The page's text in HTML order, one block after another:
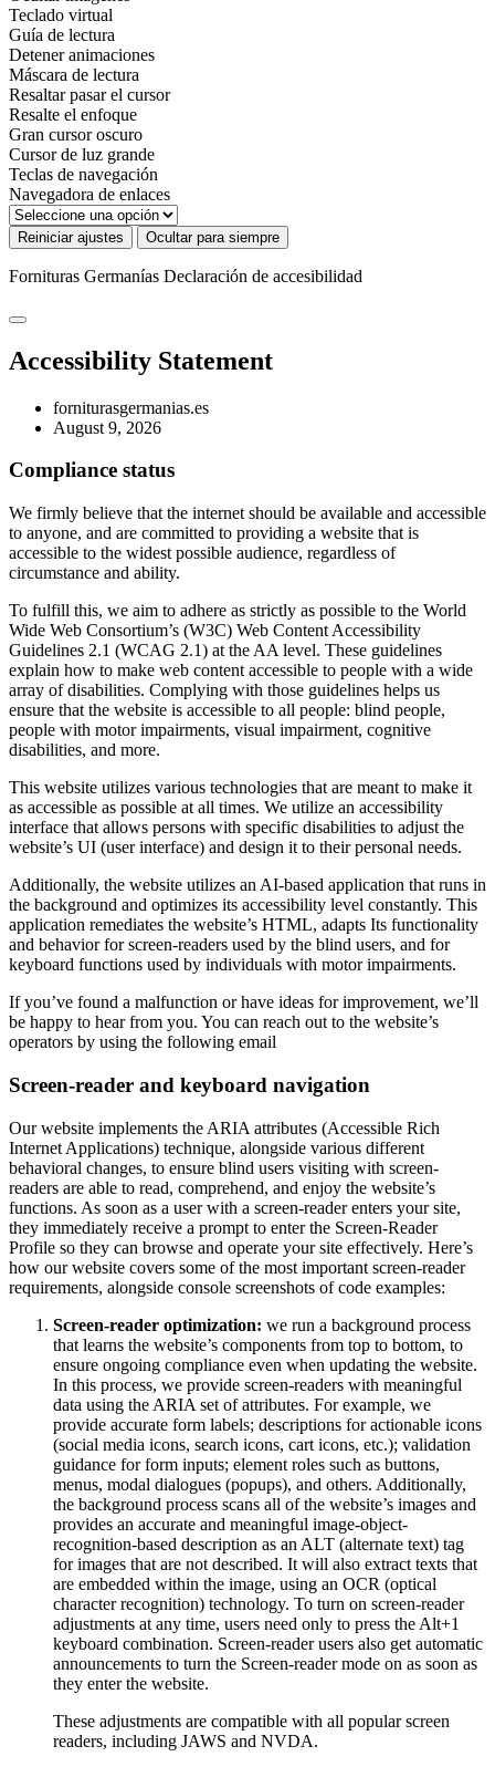
Teclado virtual
Guía de lectura
Detener animaciones
Máscara de lectura
Resaltar pasar el cursor
Resalte el enfoque
Gran cursor oscuro
Cursor de luz grande
Teclas de navegación
Navegadora de enlaces
Reiniciar ajustes Ocultar para siempre
Fornituras Germanías Declaración de accesibilidad
Accessibility Statement
forniturasgermanias.es
August 9, 2026
Compliance status
We firmly believe that the internet should be available and accessible
to anyone, and are committed to providing a website that is
accessible to the widest possible audience, regardless of
circumstance and ability.
To fulfill this, we aim to adhere as strictly as possible to the World
Wide Web Consortium’s (W3C) Web Content Accessibility
Guidelines 2.1 (WCAG 2.1) at the AA level. These guidelines
explain how to make web content accessible to people with a wide
array of disabilities. Complying with those guidelines helps us
ensure that the website is accessible to all people: blind people,
people with motor impairments, visual impairment, cognitive
disabilities, and more.
This website utilizes various technologies that are meant to make it
as accessible as possible at all times. We utilize an accessibility
interface that allows persons with specific disabilities to adjust the
website’s UI (user interface) and design it to their personal needs.
Additionally, the website utilizes an AI-based application that runs in
the background and optimizes its accessibility level constantly. This
application remediates the website’s HTML, adapts Its functionality
and behavior for screen-readers used by the blind users, and for
keyboard functions used by individuals with motor impairments.
If you’ve found a malfunction or have ideas for improvement, we’ll
be happy to hear from you. You can reach out to the website’s
operators by using the following email
Screen-reader and keyboard navigation
Our website implements the ARIA attributes (Accessible Rich
Internet Applications) technique, alongside various different
behavioral changes, to ensure blind users visiting with screen-
readers are able to read, comprehend, and enjoy the website’s
functions. As soon as a user with a screen-reader enters your site,
they immediately receive a prompt to enter the Screen-Reader
Profile so they can browse and operate your site effectively. Here’s
how our website covers some of the most important screen-reader
requirements, alongside console screenshots of code examples:
Screen-reader optimization: we run a background process
that learns the website’s components from top to bottom, to
ensure ongoing compliance even when updating the website.
In this process, we provide screen-readers with meaningful
data using the ARIA set of attributes. For example, we
provide accurate form labels; descriptions for actionable icons
(social media icons, search icons, cart icons, etc.); validation
guidance for form inputs; element roles such as buttons,
menus, modal dialogues (popups), and others. Additionally,
the background process scans all of the website’s images and
provides an accurate and meaningful image-object-
recognition-based description as an ALT (alternate text) tag
for images that are not described. It will also extract texts that
are embedded within the image, using an OCR (optical
character recognition) technology. To turn on screen-reader
adjustments at any time, users need only to press the Alt+1
keyboard combination. Screen-reader users also get automatic
announcements to turn the Screen-reader mode on as soon as
they enter the website.
These adjustments are compatible with all popular screen
readers, including JAWS and NVDA.